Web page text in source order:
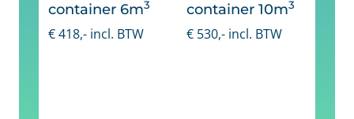
container 6m3
€418,- incl. BTW
container 10m3
€ 530,- incl. BTW